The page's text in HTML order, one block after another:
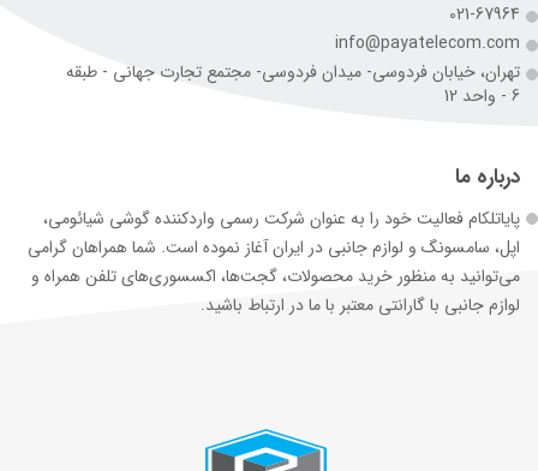
021-67964
info@payatelecom.com
تهران، خیابان فردوسی- میدان فردوسی- مجتمع تجارت جهانی - طبقه
6 - واحد 12
درباره ما
پایاتلکام فعالیت خود را به عنوان شرکت رسمی وارد‌کننده گوشی شیائومی،
اپل، سامسونگ و لوازم جانبی در ایران آغاز نموده است. شما همراهان گرامی
می‌توانید به منظور خرید محصولات، گجت‌ها، اکسسوری‌های تلفن همراه و
لوازم جانبی با گارانتی معتبر با ما در ارتباط باشید.